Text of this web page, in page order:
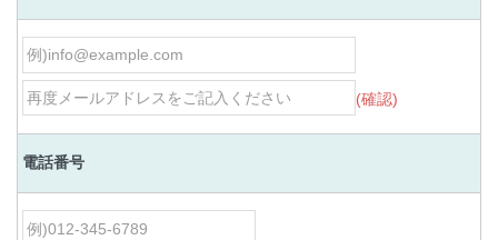
(確認)
電話番号